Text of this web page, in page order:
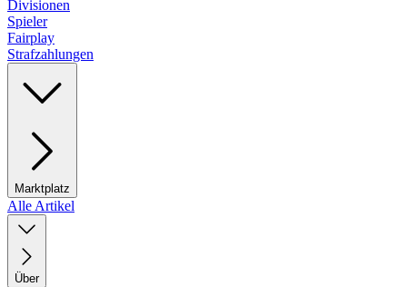
Divisionen
Spieler
Fairplay
Strafzahlungen
Marktplatz
Alle Artikel
Über